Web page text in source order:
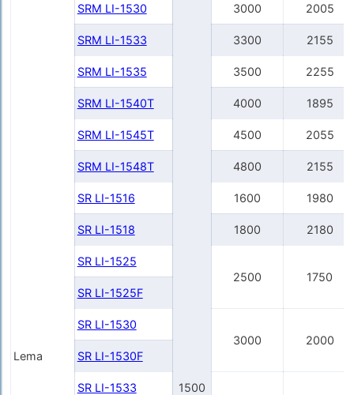
Lema
1500
SRM LI-1530 3000 2005
SRM LI-1533 3300 2155
SRM LI-1535 3500 2255
SRM LI-1540Т 4000 1895
SRM LI-1545Т 4500 2055
SRM LI-1548Т 4800 2155
SR LI-1516 1600 1980
SR LI-1518 1800 2180
SR LI-1525
2500
1750
SR LI-1525F
SR LI-1530
3000
2000
SR LI-1530F
SR LI-1533